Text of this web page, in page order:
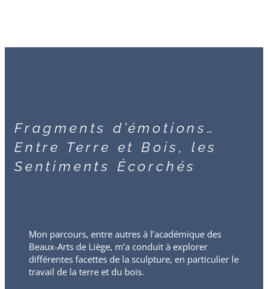
Fragments d’émotions…
Entre Terre et Bois, les
Sentiments Écorchés
Mon parcours, entre autres à l’académique des
Beaux-Arts de Liège, m’a conduit à explorer
différentes facettes de la sculpture, en particulier le
travail de la terre et du bois.